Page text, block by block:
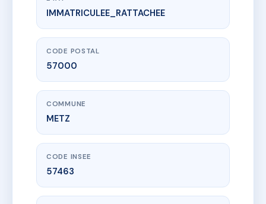
www.vme.plus/AC6494918
28 SAINT BERNARD
28 r saint-bernard
IMMATRICULEE_RATTACHEE
CODE POSTAL
57000
COMMUNE
METZ
CODE INSEE
57463